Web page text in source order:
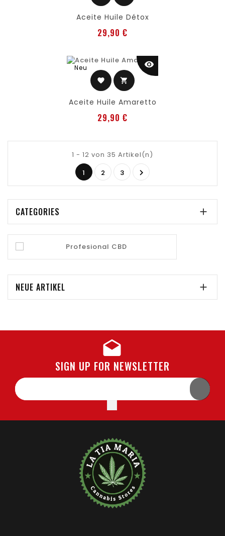
Aceite Huile Détox
29,90 €
Neu
favorite shopping_cart
visibility
Aceite Huile Amaretto
29,90 €
1 - 12 von 35 Artikel(n)
1
2 3 
CATEGORIES 
NEUE ARTIKEL 
SIGN UP FOR NEWSLETTER